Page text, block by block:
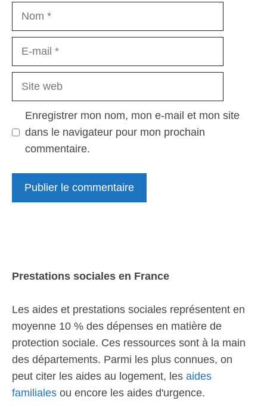
Nom
Site
Enregistrer mon nom, mon e-mail et mon site
dans le navigateur pour mon prochain
commentaire.
Prestations sociales en France
Les aides et prestations sociales représentent en
moyenne 10 % des dépenses en matière de
protection sociale. Ces ressources sont à la main
des départements. Parmi les plus connues, on
peut citer les aides au logement, les aides
familiales ou encore les aides d'urgence.